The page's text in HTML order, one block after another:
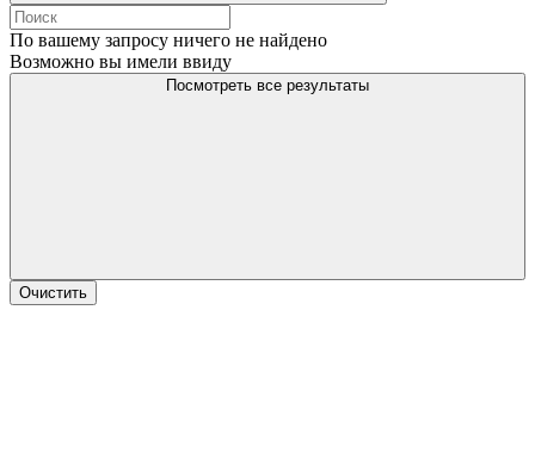
По вашему запросу ничего не найдено
Возможно вы имели ввиду
Посмотреть все результаты
Очистить